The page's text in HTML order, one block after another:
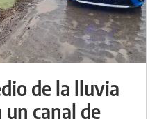
de la lluvia
canal de